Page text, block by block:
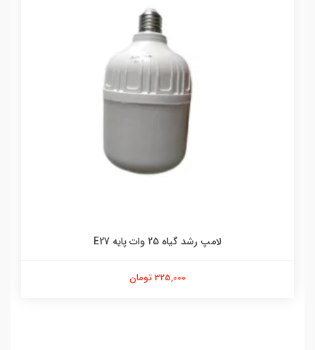
لامپ رشد گیاه 25 وات پایه E27
325,000 تومان